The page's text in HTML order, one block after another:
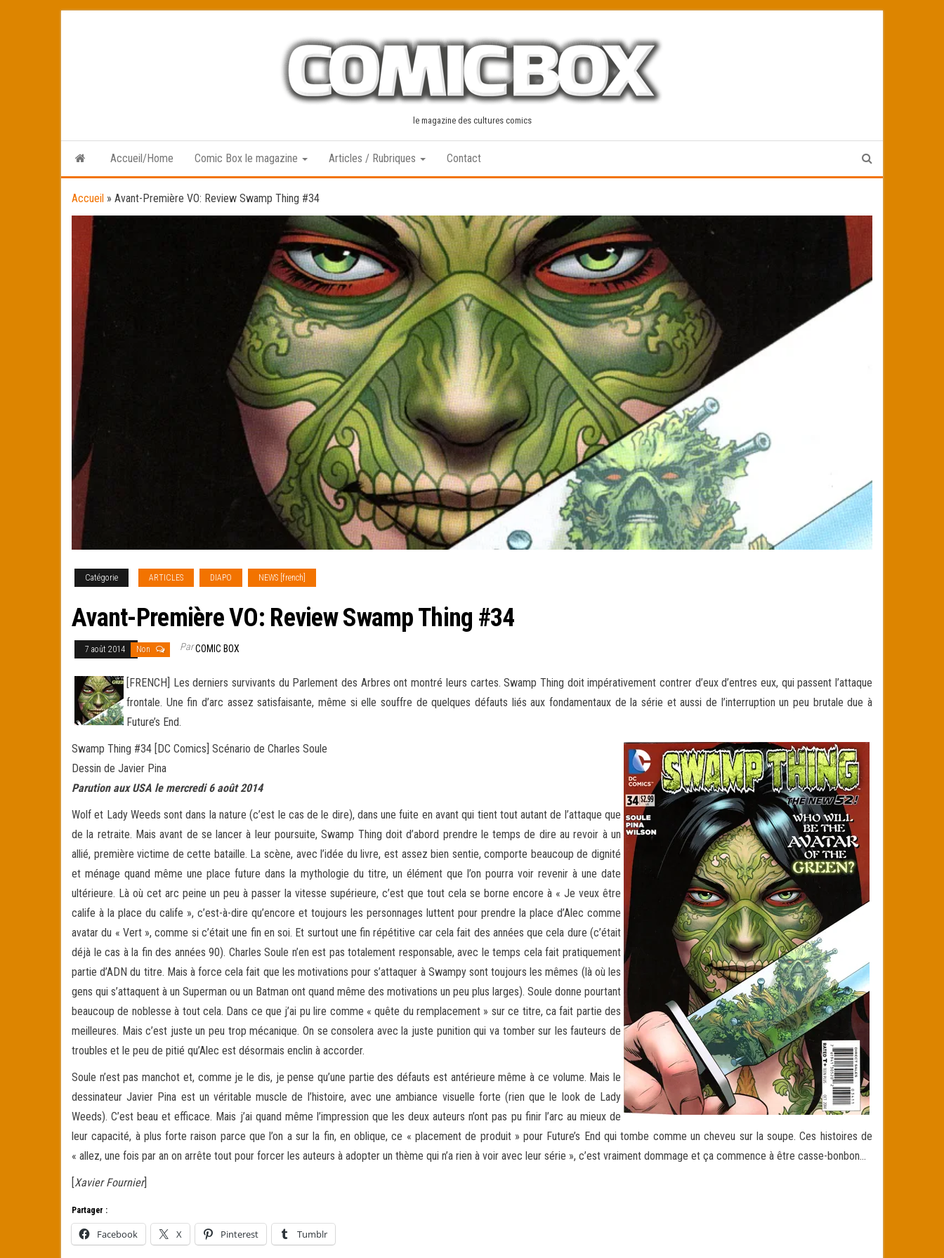
le magazine des cultures comics
Accueil/Home Comic Box le magazine Articles / Rubriques Contact
Accueil » Avant-Première VO: Review Swamp Thing #34
Catégorie ARTICLES DIAPO NEWS [french]
Avant-Première VO: Review Swamp Thing #34
7 août 2014 Non ParCOMIC BOX
[FRENCH] Les derniers survivants du Parlement des Arbres ont montré leurs cartes. Swamp Thing doit impérativement contrer d’eux d’entres eux, qui passent l’attaque
frontale. Une fin d’arc assez satisfaisante, même si elle souffre de quelques défauts liés aux fondamentaux de la série et aussi de l’interruption un peu brutale due à
Future’s End.
Swamp Thing #34 [DC Comics] Scénario de Charles Soule
Dessin de Javier Pina
Parution aux USA le mercredi 6 août 2014
Wolf et Lady Weeds sont dans la nature (c’est le cas de le dire), dans une fuite en avant qui tient tout autant de l’attaque que
de la retraite. Mais avant de se lancer à leur poursuite, Swamp Thing doit d’abord prendre le temps de dire au revoir à un
allié, première victime de cette bataille. La scène, avec l’idée du livre, est assez bien sentie, comporte beaucoup de dignité
et ménage quand même une place future dans la mythologie du titre, un élément que l’on pourra voir revenir à une date
ultérieure. Là où cet arc peine un peu à passer la vitesse supérieure, c’est que tout cela se borne encore à « Je veux être
calife à la place du calife », c’est-à-dire qu’encore et toujours les personnages luttent pour prendre la place d’Alec comme
avatar du « Vert », comme si c’était une fin en soi. Et surtout une fin répétitive car cela fait des années que cela dure (c’était
déjà le cas à la fin des années 90). Charles Soule n’en est pas totalement responsable, avec le temps cela fait pratiquement
partie d’ADN du titre. Mais à force cela fait que les motivations pour s’attaquer à Swampy sont toujours les mêmes (là où les
gens qui s’attaquent à un Superman ou un Batman ont quand même des motivations un peu plus larges). Soule donne pourtant
beaucoup de noblesse à tout cela. Dans ce que j’ai pu lire comme « quête du remplacement » sur ce titre, ca fait partie des
meilleures. Mais c’est juste un peu trop mécanique. On se consolera avec la juste punition qui va tomber sur les fauteurs de
troubles et le peu de pitié qu’Alec est désormais enclin à accorder.
Soule n’est pas manchot et, comme je le dis, je pense qu’une partie des défauts est antérieure même à ce volume. Mais le
dessinateur Javier Pina est un véritable muscle de l’histoire, avec une ambiance visuelle forte (rien que le look de Lady
Weeds). C’est beau et efficace. Mais j’ai quand même l’impression que les deux auteurs n’ont pas pu finir l’arc au mieux de
leur capacité, à plus forte raison parce que l’on a sur la fin, en oblique, ce « placement de produit » pour Future’s End qui tombe comme un cheveu sur la soupe. Ces histoires de
« allez, une fois par an on arrête tout pour forcer les auteurs à adopter un thème qui n’a rien à voir avec leur série », c’est vraiment dommage et ça commence à être casse-bonbon…
[Xavier Fournier]
Partager :
Facebook X Pinterest Tumblr